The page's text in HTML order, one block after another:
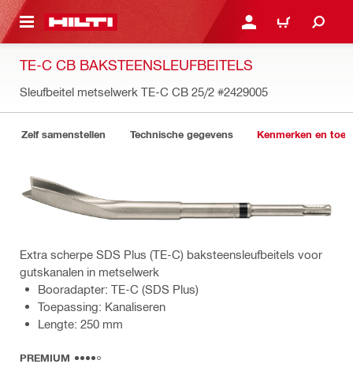
HOOFDINHOUD LOG IN OF REGISTREER
WINKELWAGEN
TE-C CB BAKSTEENSLEUFBEITELS
Sleufbeitel metselwerk TE-C CB 25/2 #2429005
Zelf samenstellen Technische gegevens Kenmerken en
Extra scherpe SDS Plus (TE-C) baksteensleufbeitels voor
gutskanalen in metselwerk
Booradapter: TE-C (SDS Plus)
Toepassing: Kanaliseren
Lengte: 250 mm
PREMIUM